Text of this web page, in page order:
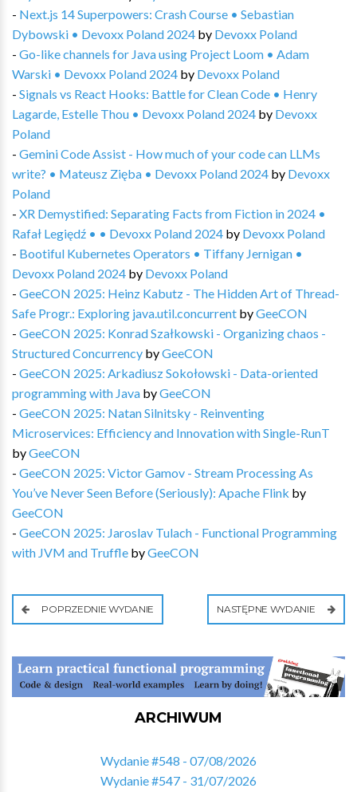
- Next.js 14 Superpowers: Crash Course • Sebastian
Dybowski • Devoxx Poland 2024 by Devoxx Poland
- Go-like channels for Java using Project Loom • Adam
Warski • Devoxx Poland 2024 by Devoxx Poland
- Signals vs React Hooks: Battle for Clean Code • Henry
Lagarde, Estelle Thou • Devoxx Poland 2024 by Devoxx
Poland
- Gemini Code Assist - How much of your code can LLMs
write? • Mateusz Zięba • Devoxx Poland 2024 by Devoxx
Poland
- XR Demystified: Separating Facts from Fiction in 2024 •
Rafał Legiędź • • Devoxx Poland 2024 by Devoxx Poland
- Bootiful Kubernetes Operators • Tiffany Jernigan •
Devoxx Poland 2024 by Devoxx Poland
- GeeCON 2025: Heinz Kabutz - The Hidden Art of Thread-
Safe Progr.: Exploring java.util.concurrent byGeeCON
- GeeCON 2025: Konrad Szałkowski - Organizing chaos -
Structured Concurrency byGeeCON
- GeeCON 2025: Arkadiusz Sokołowski - Data-oriented
programming with Java byGeeCON
- GeeCON 2025: Natan Silnitsky - Reinventing
Microservices: Efficiency and Innovation with Single-RunT
byGeeCON
- GeeCON 2025: Victor Gamov - Stream Processing As
You’ve Never Seen Before (Seriously): Apache Flink by
GeeCON
- GeeCON 2025: Jaroslav Tulach - Functional Programming
with JVM and Truffle byGeeCON
POPRZEDNIE WYDANIE NASTĘPNE WYDANIE
ARCHIWUM
Wydanie #548 - 07/08/2026
Wydanie #547 - 31/07/2026